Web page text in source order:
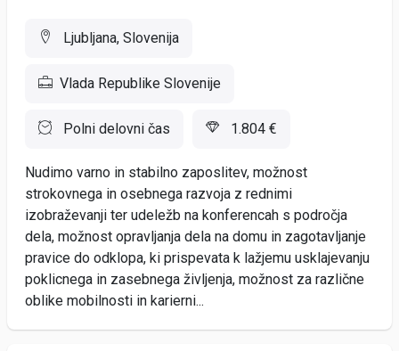
Ljubljana, Slovenija
Vlada Republike Slovenije
Polni delovni čas 1.804 €
Nudimo varno in stabilno zaposlitev, možnost
strokovnega in osebnega razvoja z rednimi
izobraževanji ter udeležb na konferencah s področja
dela, možnost opravljanja dela na domu in zagotavljanje
pravice do odklopa, ki prispevata k lažjemu usklajevanju
poklicnega in zasebnega življenja, možnost za različne
oblike mobilnosti in karierni...